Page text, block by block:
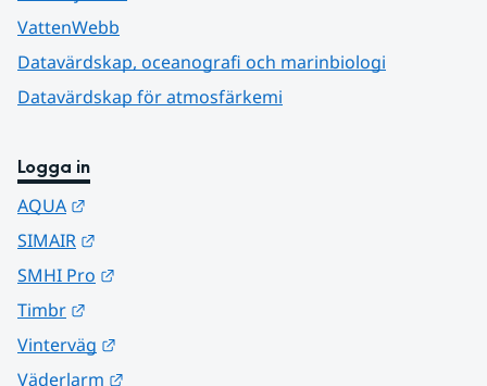
VattenWebb
Datavärdskap, oceanografi och marinbiologi
Datavärdskap för atmosfärkemi
Logga in
AQUA
SIMAIR
SMHI Pro
Timbr
Vinterväg
Väderlarm